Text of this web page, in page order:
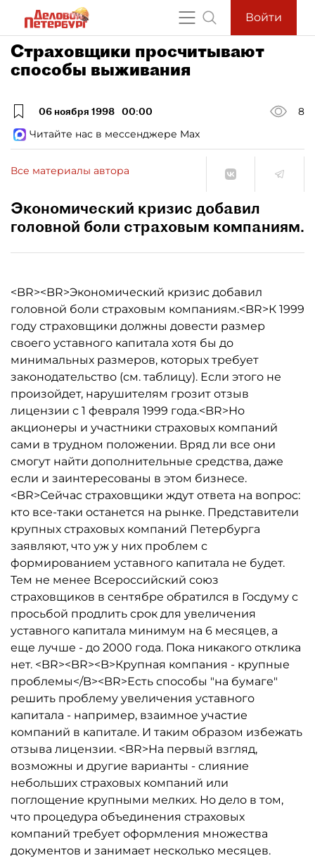
Войти
Страховщики просчитывают
способы выживания
06 ноября 1998 00:00
8
Читайте нас в мессенджере Max
Все материалы автора
Экономический кризис добавил
головной боли страховым компаниям.
<BR><BR>Экономический кризис добавил
головной боли страховым компаниям.<BR>К 1999
году страховщики должны довести размер
своего уставного капитала хотя бы до
минимальных размеров, которых требует
законодательство (см. таблицу). Если этого не
произойдет, нарушителям грозит отзыв
лицензии с 1 февраля 1999 года.<BR>Но
акционеры и участники страховых компаний
сами в трудном положении. Вряд ли все они
смогут найти дополнительные средства, даже
если и заинтересованы в этом бизнесе.
<BR>Сейчас страховщики ждут ответа на вопрос:
кто все-таки останется на рынке. Представители
крупных страховых компаний Петербурга
заявляют, что уж у них проблем с
формированием уставного капитала не будет.
Тем не менее Всероссийский союз
страховщиков в сентябре обратился в Госдуму с
просьбой продлить срок для увеличения
уставного капитала минимум на 6 месяцев, а
еще лучше - до 2000 года. Пока никакого отклика
нет. <BR><BR><B>Крупная компания - крупные
проблемы</B><BR>Есть способы "на бумаге"
решить проблему увеличения уставного
капитала - например, взаимное участие
компаний в капитале. И таким образом избежать
отзыва лицензии. <BR>На первый взгляд,
возможны и другие варианты - слияние
небольших страховых компаний или
поглощение крупными мелких. Но дело в том,
что процедура объединения страховых
компаний требует оформления множества
документов и занимает несколько месяцев.